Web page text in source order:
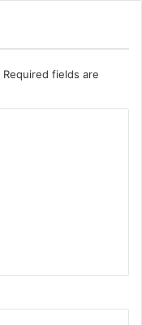
Required fields are